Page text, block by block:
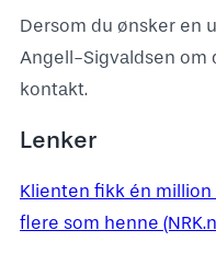
Dersom du ønsker en
Angell-Sigvaldsen om
kontakt.
Lenker
Klienten fikk én
flere som henne